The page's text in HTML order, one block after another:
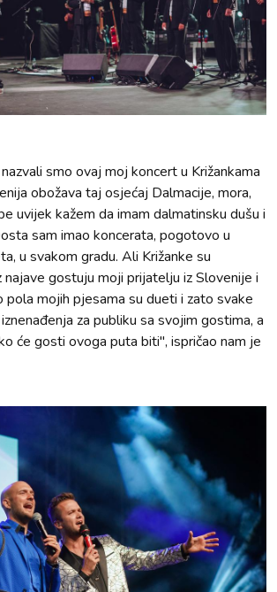
smo ovaj moj koncert u Križankama
obožava taj osjećaj Dalmacije, mora,
uvijek kažem da imam dalmatinsku dušu i
sam imao koncerata, pogotovo u
u svakom gradu. Ali Križanke su
gostuju moji prijatelju iz Slovenije i
pola mojih pjesama su dueti i zato svake
za publiku sa svojim gostima, a
će gosti ovoga puta biti", ispričao nam je